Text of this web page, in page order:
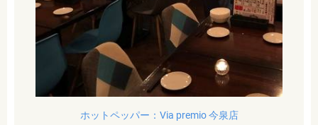
ホットペッパー：Via premio 今泉店